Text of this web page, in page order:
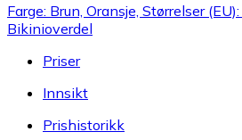
Farge: Brun, Oransje, Størrelser
Bikinioverdel
Priser
Innsikt
Prishistorikk